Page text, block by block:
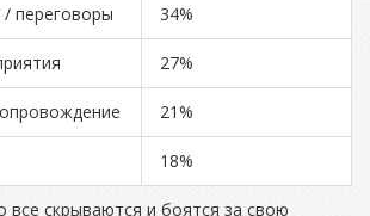
/ переговоры 34%
27%
21%
18%
скрываются и боятся за свою